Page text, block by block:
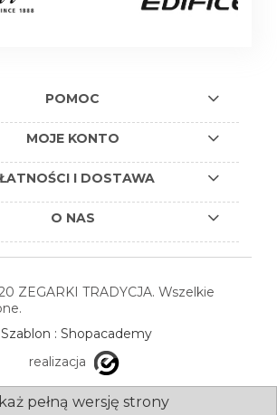
POMOC
MOJE KONTO
I DOSTAWA
O NAS
ZEGARKI TRADYCJA. Wszelkie
Szablon : Shopacademy
realizacja
pełną wersję strony